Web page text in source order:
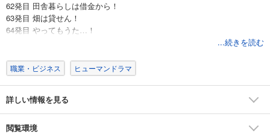
62発目 田舎暮らしは借金から！
63発目 畑は貸せん！
64発目 やってもうた…！
67発目 お前のせいや、灰原!!
68発目 娘を許してください！
70発目 ワシらの仲もこれまでや！
71発目 お前はワシの犬や！
72発目 村八分！
...続きを読む
職業・ビジネス ヒューマンドラマ
詳しい情報を見る
閲覧環境